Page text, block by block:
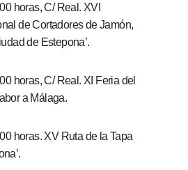
horas, C/ Real. XVI
de Cortadores de Jamón,
de Estepona’.
horas, C/ Real. XI Feria del
a Málaga.
horas. XV Ruta de la Tapa